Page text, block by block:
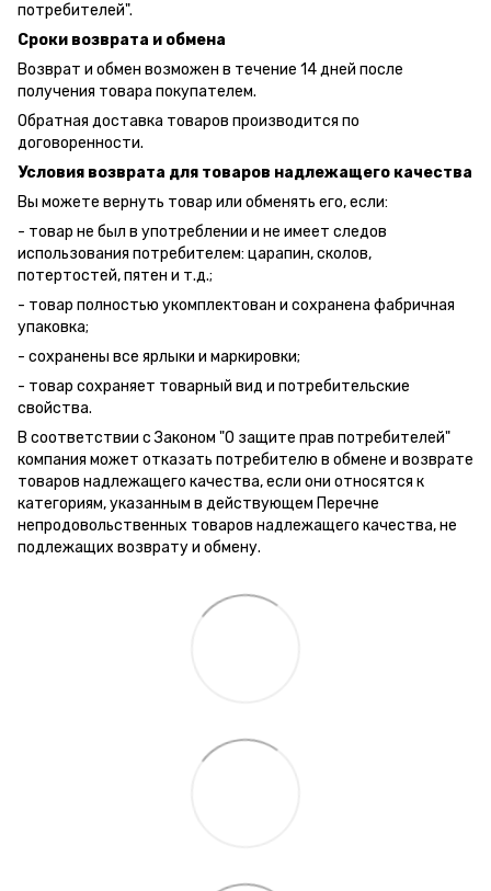
потребителей".
Сроки возврата и обмена
Возврат и обмен возможен в течение 14 дней после
получения товара покупателем.
Обратная доставка товаров производится по
договоренности.
Условия возврата для товаров надлежащего качества
Вы можете вернуть товар или обменять его, если:
- товар не был в употреблении и не имеет следов
использования потребителем: царапин, сколов,
потертостей, пятен и т.д.;
- товар полностью укомплектован и сохранена фабричная
упаковка;
- сохранены все ярлыки и маркировки;
- товар сохраняет товарный вид и потребительские
свойства.
В соответствии с Законом "О защите прав потребителей"
компания может отказать потребителю в обмене и возврате
товаров надлежащего качества, если они относятся к
категориям, указанным в действующем Перечне
непродовольственных товаров надлежащего качества, не
подлежащих возврату и обмену.